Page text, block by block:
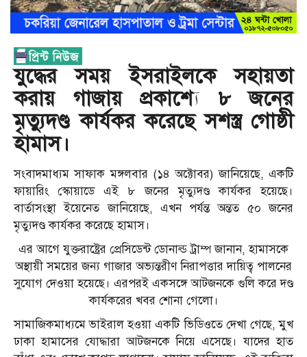
যুদ্ধের সময় ইসরাইলকে সহায়তা
করায় গাজায় প্রকাশ্যে ৮ জনের
মৃত্যুদণ্ড কার্যকর করেছে সশস্ত্র গোষ্ঠী
হামাস।
সংবাদমাধ্যম সাফাক মঙ্গলবার (১৪ অক্টোবর) জানিয়েছে, একটি
ফায়ারিং স্কোয়াডে এই ৮ জনের মৃত্যুদণ্ড কার্যকর হয়েছে।
বার্তাসংস্থা ইয়েনেত জানিয়েছে, এখন পর্যন্ত অন্তত ৫০ জনের
মৃত্যুদণ্ড কার্যকর করেছে হামাস।
এর আগে যুক্তরাষ্ট্রের প্রেসিডেন্ট ডোনাল্ড ট্রাম্প জানান, হামাসকে
অস্থায়ী সময়ের জন্য গাজার অভ্যন্তরীণ নিরাপত্তার দায়িত্ব পালনের
সুযোগ দেওয়া হয়েছে। এরপরই একসঙ্গে আটজনকে গুলি করে দণ্ড
কার্যকরের খবর শোনা গেলো।
সামাজিকমাধ্যমে ভাইরাল হওয়া একটি ভিডিওতে দেখা গেছে, মুখ
ঢাকা হামাসের যোদ্ধারা আটজনকে নিয়ে এসেছে। যাদের হাত